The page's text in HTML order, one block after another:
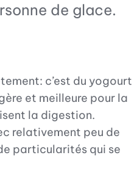
de glace.
c’est du yogourt
et meilleure pour la
la digestion.
relativement peu de
particularités qui se